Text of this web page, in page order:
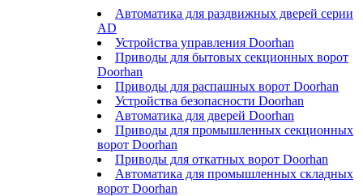
Автоматика для раздвижных дверей серии
AD
Устройства управления Doorhan
Приводы для бытовых секционных ворот
Doorhan
Приводы для распашных ворот Doorhan
Устройства безопасности Doorhan
Автоматика для дверей Doorhan
Приводы для промышленных секционных
ворот Doorhan
Приводы для откатных ворот Doorhan
Автоматика для промышленных складных
ворот Doorhan